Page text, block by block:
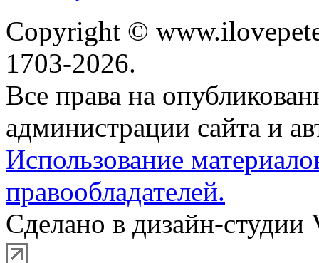
Copyright ©
1703-2026.
Все права на
администрации сайта и
Использование
правообладателей.
Сделано в дизайн-студии